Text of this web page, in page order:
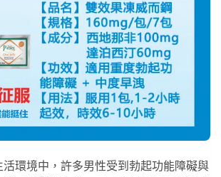
環境中，許多男性受到勃起功能障礙與